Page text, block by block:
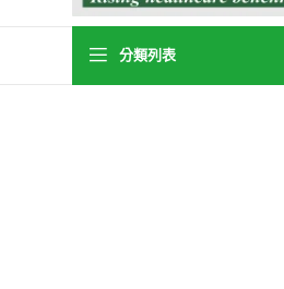
分類列表